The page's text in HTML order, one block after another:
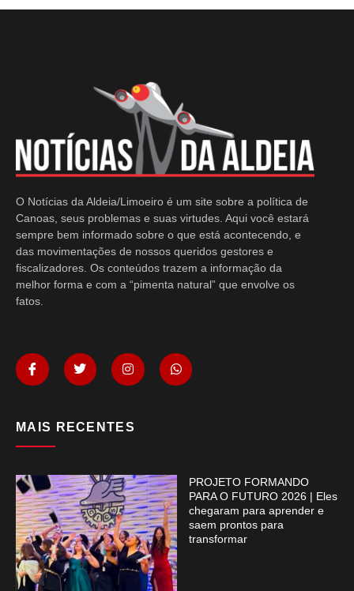
O Notícias da Aldeia/Limoeiro é um site sobre a política de
Canoas, seus problemas e suas virtudes. Aqui você estará
sempre bem informado sobre o que está acontecendo, e
das movimentações de nossos queridos gestores e
fiscalizadores. Os conteúdos trazem a informação da
melhor forma e com a “pimenta natural” que envolve os
fatos.
MAIS RECENTES
PROJETO FORMANDO
PARA O FUTURO 2026 | Eles
chegaram para aprender e
saem prontos para
transformar